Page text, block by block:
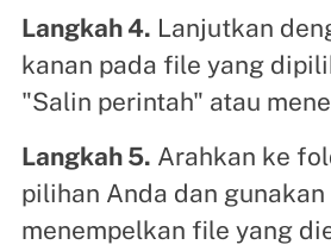
Langkah 4. Lanjutkan
kanan pada file yang
"Salin perintah" atau
Langkah 5. Arahkan ke
pilihan Anda dan
menempelkan file yang